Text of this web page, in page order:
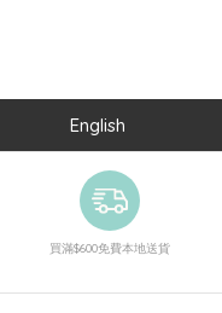
English
買滿$600免費本地送貨